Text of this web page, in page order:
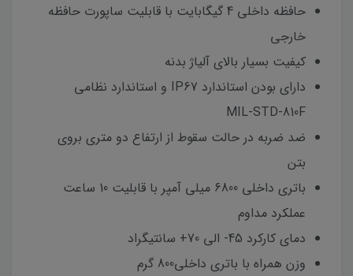
حافظه داخلی 4 گیگابایت با قابلیت ساپورت حافظه
خارجی
کیفیت بسیار بالای آلیاژ بدنه
دارای بودن استاندارد IP67 و استاندارد نظامی
MIL-STD-810F
ضد ضربه در حالت سقوط از ارتفاع دو متری بروی
بتن
باتری داخلی 6800 میلی آمپر با قابلیت 10 ساعت
عملکرد مداوم
دمای کارکرد 45- الی 70+ سانتیگراد
وزن همراه با باتری داخلی800 گرم